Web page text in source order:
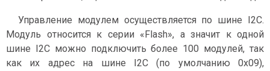
Управление модулем осуществляется по шине I2C.
Модуль относится к серии «Flash», а значит к одной
шине I2C можно подключить более 100 модулей, так
как их адрес на шине I2C (по умолчанию 0x09),